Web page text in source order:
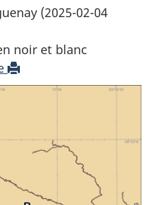
(2025-02-04
noir et blanc